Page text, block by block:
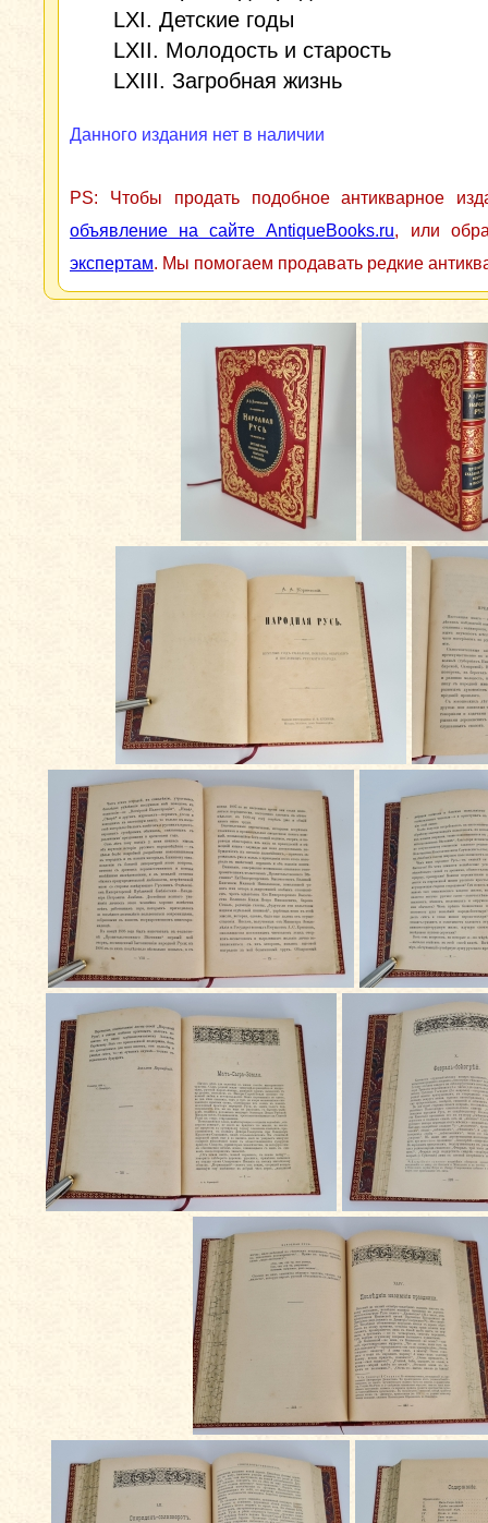
LXI. Детские годы
LXII. Молодость и старость
LXIII. Загробная жизнь
Данного издания нет в наличии
PS: Чтобы продать подобное антикварное
объявление на сайте AntiqueBooks.ru, или
экспертам. Мы помогаем продавать редкие